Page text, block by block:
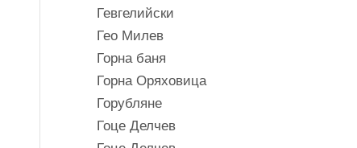
Гевгелийски
Гео Милев
Горна баня
Горна Оряховица
Горубляне
Гоце Делчев